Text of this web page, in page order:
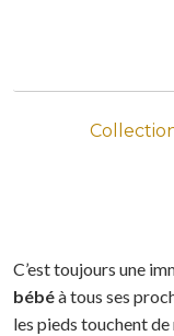
C’est toujours une
bébéà tous ses
les pieds touchent